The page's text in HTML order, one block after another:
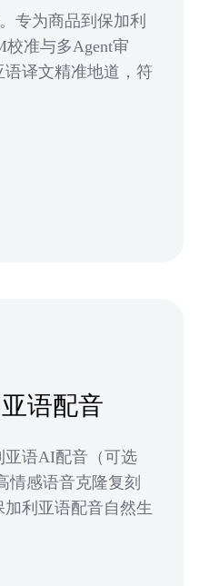
专为商品到保加利
准与多Agent审
译文精准地道，符
语配音
亚语AI配音（可选
情感语音克隆复刻
利亚语配音自然生